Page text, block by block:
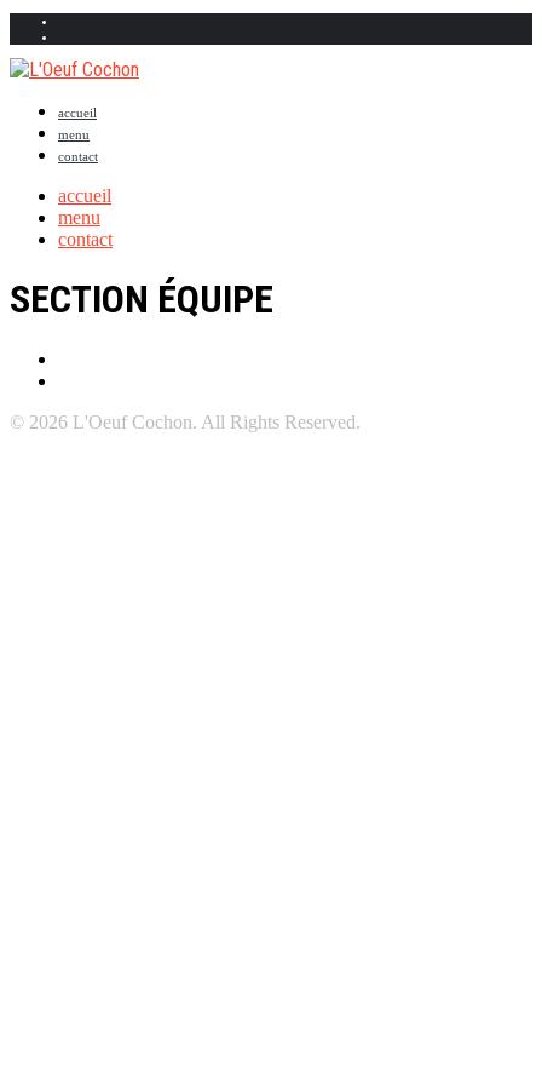
accueil
menu
contact
accueil
menu
contact
SECTION ÉQUIPE
© 2026 L'Oeuf Cochon. All Rights Reserved.